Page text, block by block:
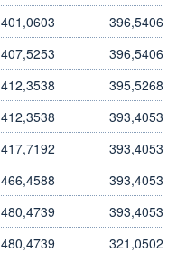
401,0603
396,5406
407,5253
396,5406
412,3538
395,5268
412,3538
393,4053
417,7192
393,4053
466,4588
393,4053
480,4739
393,4053
480,4739
321,0502